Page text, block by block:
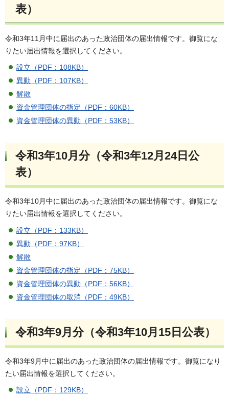
表）
令和3年11月中に届出のあった政治団体の届出情報です。御覧にな
りたい届出情報を選択してください。
設立（PDF：108KB）
異動（PDF：107KB）
解散
資金管理団体の指定（PDF：60KB）
資金管理団体の異動（PDF：53KB）
令和3年10月分（令和3年12月24日公
表）
令和3年10月中に届出のあった政治団体の届出情報です。御覧にな
りたい届出情報を選択してください。
設立（PDF：133KB）
異動（PDF：97KB）
解散
資金管理団体の指定（PDF：75KB）
資金管理団体の異動（PDF：56KB）
資金管理団体の取消（PDF：49KB）
令和3年9月分（令和3年10月15日公表）
令和3年9月中に届出のあった政治団体の届出情報です。御覧になり
たい届出情報を選択してください。
設立（PDF：129KB）